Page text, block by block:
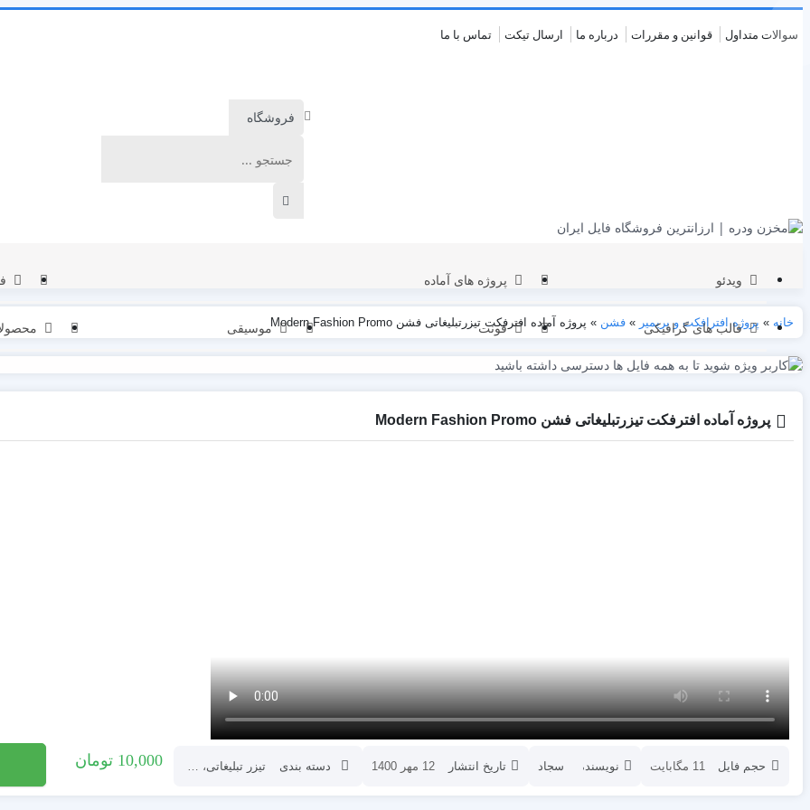
سوالات متداول قوانین و مقررات درباره ما ارسال تیکت تماس با ما
ویدئو پروژه های آماده
عناوین
علمی
مناسبات ویژه
موکاپ تبلیغاتی
معرفی وبسایت و اپلیکیشن
قالب های گرافیکی فونت موسیقی خانه » پروژه افترافکت و پریمیر » فشن » پروژه آماده افترفکت تیزرتبلیغاتی فشن Modern Fashion Promo
پروژه آماده افترفکت تیزرتبلیغاتی فشن Modern Fashion Promo
حجم فایل 11 مگابایت نویسنده سجاد تاریخ انتشار 12 مهر 1400 دسته بندی تیزر تبلیغاتی، فشن 10,000 تومان